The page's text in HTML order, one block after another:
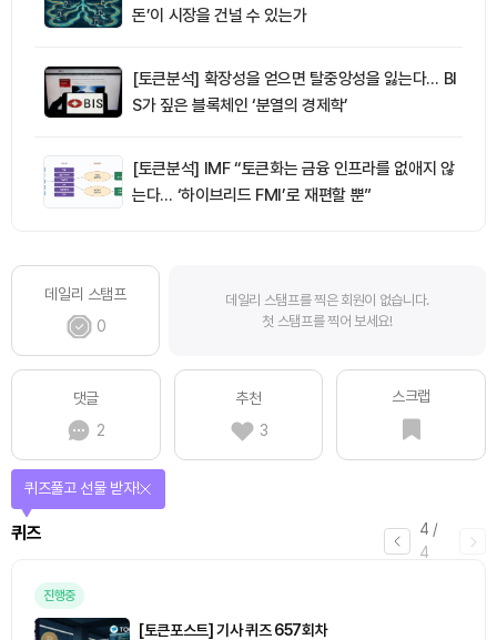
돈’이 시장을 건널 수 있는가
[토큰분석] 확장성을 얻으면 탈중앙성을 잃는다… BI
S가 짚은 블록체인 ‘분열의 경제학’
[토큰분석] IMF “토큰화는 금융 인프라를 없애지 않
는다… ‘하이브리드 FMI’로 재편할 뿐”
데일리 스탬프
0
데일리 스탬프를 찍은 회원이 없습니다.
첫 스탬프를 찍어 보세요!
댓글
2
추천
3
스크랩
4 /
4
퀴즈
퀴즈풀고 선물 받자!
진행중
[토큰포스트] 기사 퀴즈 657회차